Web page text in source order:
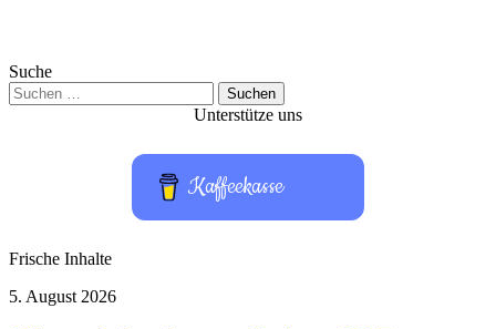
Suche
Suchen
nach:
Unterstütze uns
Kaffeekasse
Frische Inhalte
Milestone
5. August 2026